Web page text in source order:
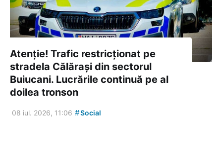
Atenție! Trafic restricționat pe
stradela Călărași din sectorul
Buiucani. Lucrările continuă pe al
doilea tronson
08 iul. 2026, 11:06 #Social